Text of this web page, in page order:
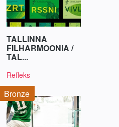
TALLINNA
FILHARMOONIA /
TAL...
Refleks
Bronze